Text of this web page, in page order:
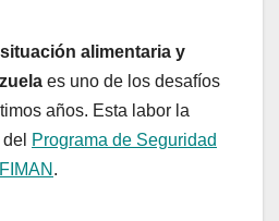
alimentaria y
es uno de los desafíos
años. Esta labor la
Programa de Seguridad
.